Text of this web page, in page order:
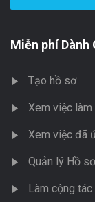
Miễn phí Dành
Tạo hồ sơ
Xem việc làm
Xem việc đã
Quản lý Hồ
Làm cộng